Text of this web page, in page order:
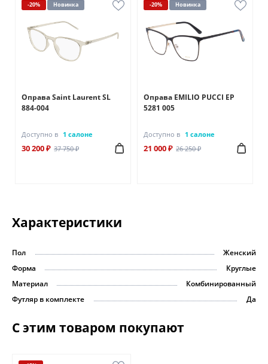
-20% Новинка
Оправа Saint Laurent SL
884-004
Доступно в 1 салоне
30 200 ₽ 37 750 ₽
-20% Новинка
Оправа EMILIO PUCCI EP
5281 005
Доступно в 1 салоне
21 000 ₽ 26 250 ₽
Характеристики
Пол
Женский
Форма
Круглые
Материал
Комбинированный
Футляр в комплекте
Да
С этим товаром покупают